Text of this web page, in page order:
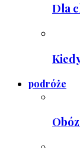
Dla
podróże